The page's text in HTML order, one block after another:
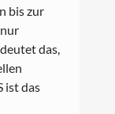
bis zur
das,
ist das